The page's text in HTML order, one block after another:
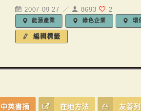
2007-09-27 ／ 8693 2
能源產業 綠色企業 環
編輯標籤
中英書摘 在地方法 友善